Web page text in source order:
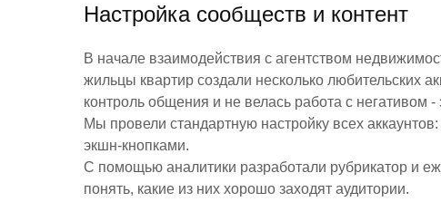
Настройка сообществ и контент
В начале взаимодействия с агентством
жильцы квартир создали несколько любительских
контроль общения и не велась работа с негативом
Мы провели стандартную настройку всех
экшн-кнопками.
С помощью аналитики разработали рубрикатор и
понять, какие из них хорошо заходят аудитории.